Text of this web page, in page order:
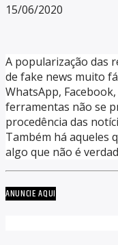
15/06/2020
A popularização das
de fake news muito
WhatsApp,
ferramentas não se
procedência das
Também há aqueles
algo que não é
ANUNCIE AQUI